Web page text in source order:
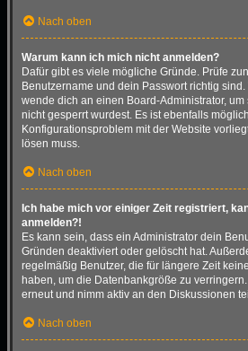
Nach oben
Warum kann ich mich nicht anmelden?
Dafür gibt es viele mögliche Gründe. Prüfe
Benutzername und dein Passwort richtig sind.
wende dich an einen Board-Administrator,
nicht gesperrt wurdest. Es ist ebenfalls
Konfigurationsproblem mit der Website
lösen muss.
Nach oben
Ich habe mich vor einiger Zeit registriert,
anmelden?!
Es kann sein, dass ein Administrator dein
Gründen deaktiviert oder gelöscht hat.
regelmäßig Benutzer, die für längere Zeit
haben, um die Datenbankgröße zu
erneut und nimm aktiv an den Diskussionen
Nach oben